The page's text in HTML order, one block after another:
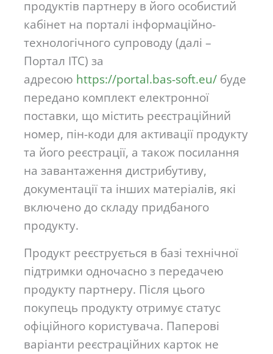
продуктів партнеру в його особистий
кабінет на порталі інформаційно-
технологічного супроводу (далі –
Портал ІТС) за
адресою https://portal.bas-soft.eu/ буде
передано комплект електронної
поставки, що містить реєстраційний
номер, пін-коди для активації продукту
та його реєстрації, а також посилання
на завантаження дистрибутиву,
документації та інших матеріалів, які
включено до складу придбаного
продукту.
Продукт реєструється в базі технічної
підтримки одночасно з передачею
продукту партнеру. Після цього
покупець продукту отримує статус
офіційного користувача. Паперові
варіанти реєстраційних карток не